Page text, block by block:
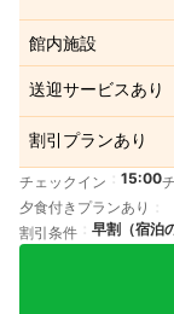
館内施設
送迎サービスあり
割引プランあり
チェックイン 15:00
夕食付きプランあり
割引条件
早割（宿泊